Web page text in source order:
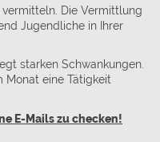
Die Vermittlung
Jugendliche in Ihrer
starken Schwankungen.
Monat eine Tätigkeit
E-Mails zu checken!